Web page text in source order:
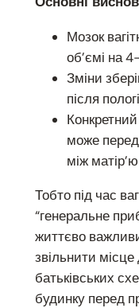
Мозок
об’ємі на
Зміни
після
може
між
Тобто під час
“генеральне
життєво
звільнити
батьківських
будинку перед